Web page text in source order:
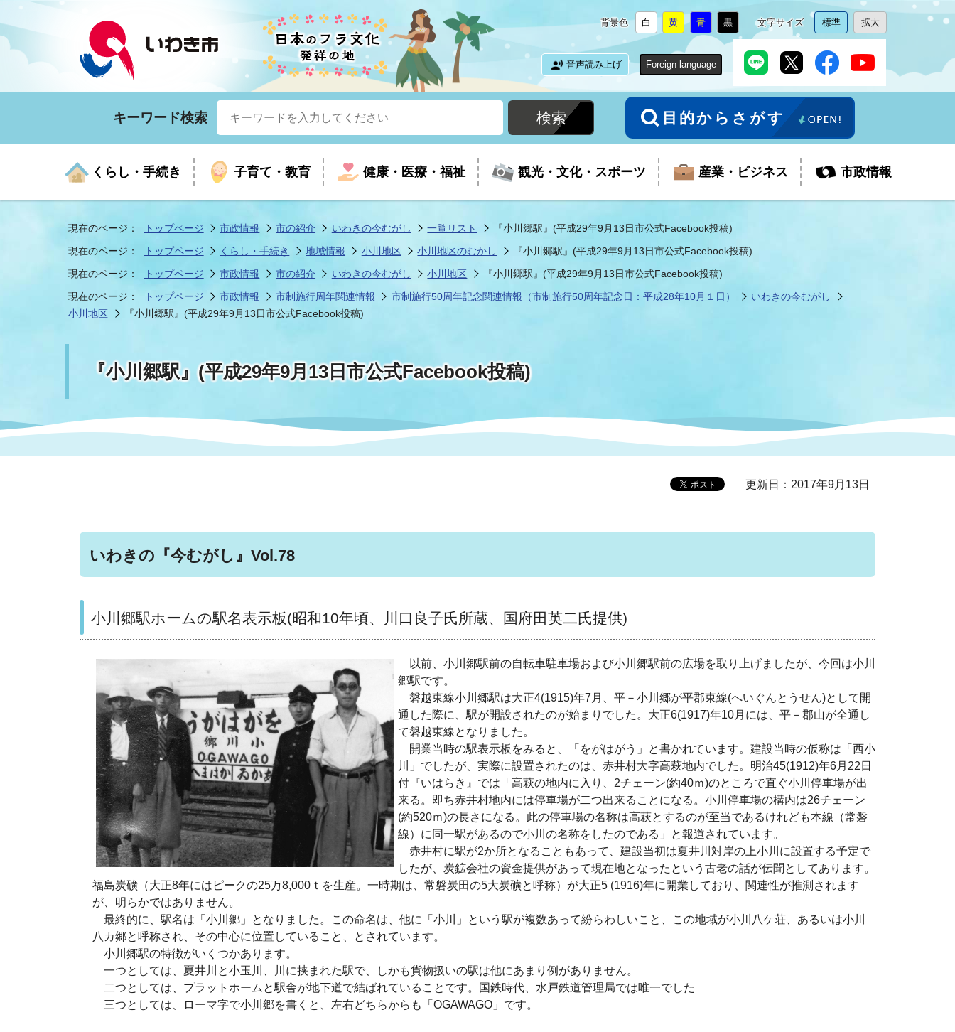
背景色
背
景
色
を
白
に
更
背
色
を
黄
に
更
背
色
を
青
に
更
背
景
黒
に
変
文字サイズ
文
字
サ
イ
を
標準
に
変
文
字
サ
イ
拡大
に
変
音声読み上げ
Foreign language
キーワード検索 目的からさがす
くらし・手続き
くらしの手続きガイド いざという時に 届出・証明 税金
年金・保険 マイナンバー
まちづくり 地域情報 移住・定住
雇用・労働 産業 選挙
子育て・教育
生涯学習 子育て 教育 教育委員会
健康・医療・福祉
医療 健康 児童福祉 障がい者福祉
高齢者福祉・介護 地域包括ケア(介護予防等)
福祉に関するその他の情報 地域福祉
新型コロナウイルス感染症特
設ページ
観光・文化・スポーツ
お知らせ 年間イベントの案内 外国人観光客向けページ 観光スポット
目的から探す モデルコース
スポーツ 施設関連情報 教育旅行
いわき市立美術館
産業・ビジネス
入札・契約 産業振興 廃棄物 支払・請求
企業立地 福祉・介護
保健・衛生 指定管理者 除染事業
市政情報
市の紹介 市長室 フラシティいわき ふるさと寄附金
市の統計 広報
職員 行政計画 行政改革
市の制度 情報公開・個人情報保護
選挙管理委員会
監査委員
ご意見・ご質問 水道局 施設案内
現在のページ： トップページ 市政情報 市の紹介 いわきの今むがし 一覧リスト
『小川郷駅』(平成29年9月13日市公式Facebook投稿)
現在のページ：
トップページ くらし・手続き 地域情報 小川地区 小川地区のむかし
『小川郷駅』(平成29年9月13日市公式Facebook投稿)
現在のページ：
トップページ 市政情報 市の紹介 いわきの今むがし 小川地区
『小川郷駅』(平成29年9月13日市公式Facebook投稿)
現在のページ：
トップページ 市政情報 市制施行周年関連情報 市制施行50周年記念関連情報（市制施行50周年記念日：平成28年10月１日）
いわきの今むがし
小川地区
『小川郷駅』(平成29年9月13日市公式Facebook投稿)
『小川郷駅』(平成29年9月13日市公式Facebook投稿)
更新日：2017年9月13日
いわきの『今むがし』Vol.78
小川郷駅ホームの駅名表示板(昭和10年頃、川口良子氏所蔵、国府田英二氏提供)
以前、小川郷駅前の自転車駐車場および小川郷駅前の広場を取り上げましたが、今回は小川
郷駅です。
磐越東線小川郷駅は大正4(1915)年7月、平－小川郷が平郡東線(へいぐんとうせん)として開
通した際に、駅が開設されたのが始まりでした。大正6(1917)年10月には、平－郡山が全通し
て磐越東線となりました。
開業当時の駅表示板をみると、「をがはがう」と書かれています。建設当時の仮称は「西小
川」でしたが、実際に設置されたのは、赤井村大字高萩地内でした。明治45(1912)年6月22日
付『いはらき』では「高萩の地内に入り、2チェーン(約40ｍ)のところで直ぐ小川停車場が出
来る。即ち赤井村地内には停車場が二つ出来ることになる。小川停車場の構内は26チェーン
(約520ｍ)の長さになる。此の停車場の名称は高萩とするのが至当であるけれども本線（常磐
線）に同一駅があるので小川の名称をしたのである」と報道されています。
赤井村に駅が2か所となることもあって、建設当初は夏井川対岸の上小川に設置する予定で
したが、炭鉱会社の資金提供があって現在地となったという古老の話が伝聞としてあります。
福島炭礦（大正8年にはピークの25万8,000ｔを生産。一時期は、常磐炭田の5大炭礦と呼称）が大正5 (1916)年に開業しており、関連性が推測されます
が、明らかではありません。
最終的に、駅名は「小川郷」となりました。この命名は、他に「小川」という駅が複数あって紛らわしいこと、この地域が小川八ケ荘、あるいは小川
八カ郷と呼称され、その中心に位置していること、とされています。
小川郷駅の特徴がいくつかあります。
一つとしては、夏井川と小玉川、川に挟まれた駅で、しかも貨物扱いの駅は他にあまり例がありません。
二つとしては、プラットホームと駅舎が地下道で結ばれていることです。国鉄時代、水戸鉄道管理局では唯一でした
三つとしては、ローマ字で小川郷を書くと、左右どちらからも「OGAWAGO」です。